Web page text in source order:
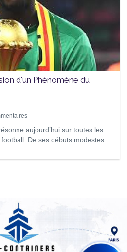
d'un Phénomène du
aujourd’hui sur toutes les
De ses débuts modestes